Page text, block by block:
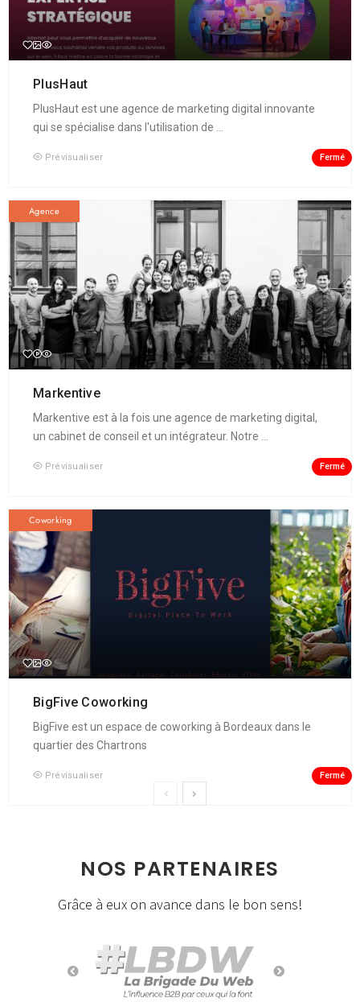
PlusHaut
PlusHaut est une agence de marketing digital innovante
qui se spécialise dans l'utilisation de ...
Prévisualiser Fermé
Agence
Markentive
Markentive est à la fois une agence de marketing digital,
un cabinet de conseil et un intégrateur. Notre ...
Prévisualiser Fermé
Coworking
BigFive Coworking
BigFive est un espace de coworking à Bordeaux dans le
quartier des Chartrons
Prévisualiser Fermé
NOS PARTENAIRES
Grâce à eux on avance dans le bon sens!